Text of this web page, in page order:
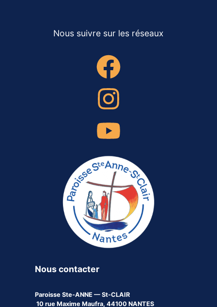
Nous suivre sur les réseaux
Nous contacter
Paroisse Ste-ANNE — St-CLAIR
10 rue Maxime Maufra, 44100 NANTES